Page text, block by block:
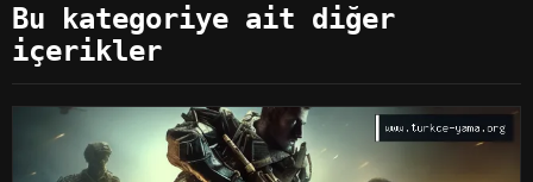
Bu kategoriye ait diğer
içerikler